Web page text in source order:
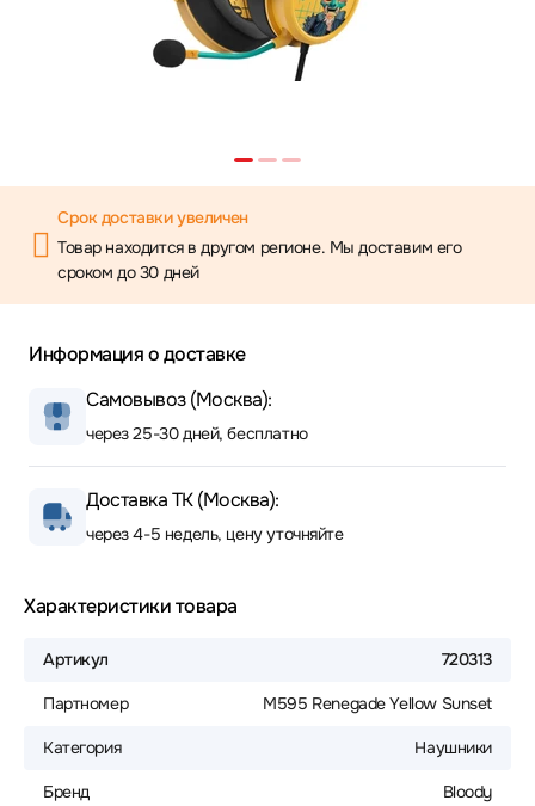
Срок доставки увеличен
Товар находится в другом регионе. Мы доставим его
сроком до 30 дней
Информация о доставке
Самовывоз (Москва):
через 25-30 дней, бесплатно
Доставка ТК (Москва):
через 4-5 недель, цену уточняйте
Характеристики товара
Артикул 720313
Партномер M595 Renegade Yellow Sunset
Категория Наушники
Бренд Bloody